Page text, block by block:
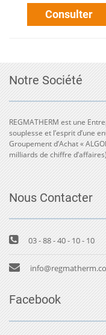
Consulter
Notre Société
REGMATHERM est une
souplesse et l’esprit d’une
Groupement d’Achat «
milliards de chiffre
Nous Contacter
03 - 88 - 40 - 10 - 10
Facebook